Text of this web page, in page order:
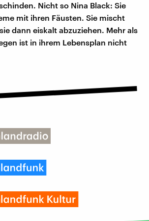
Nicht so Nina Black: Sie
mit ihren Fäusten. Sie mischt
dann eiskalt abzuziehen. Mehr als
ist in ihrem Lebensplan nicht